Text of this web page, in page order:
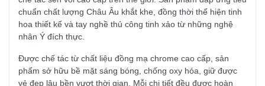
chuẩn chất lượng Châu Âu khắt khe, đồng thời thể hiện tinh
hoa thiết kế và tay nghề thủ công tinh xảo từ những nghệ
nhân Ý đích thực.
Được chế tác từ chất liệu đồng mạ chrome cao cấp, sản
phẩm sở hữu bề mặt sáng bóng, chống oxy hóa, giữ được
vẻ đẹp lâu bền vượt thời gian. Mỗi chi tiết đều được hoàn